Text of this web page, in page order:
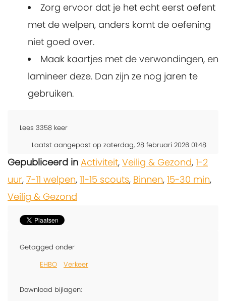
Zorg ervoor dat je het echt eerst oefent
met de welpen, anders komt de oefening
niet goed over.
Maak kaartjes met de verwondingen, en
lamineer deze. Dan zijn ze nog jaren te
gebruiken.
Lees 3358 keer
Laatst aangepast op zaterdag, 28 februari 2026 01:48
Gepubliceerd in Activiteit, Veilig & Gezond, 1-2
uur, 7-11 welpen, 11-15 scouts, Binnen, 15-30 min,
Veilig & Gezond
Getagged onder
EHBO
Verkeer
Download bijlagen: